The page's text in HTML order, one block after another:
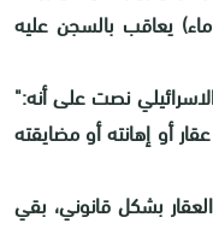
يعاقب بالسجن عليه
الاسرائيلي نصت على أنه:"
أو إهانته أو مضايقته
(2) بعد دخوله العقار بشكل قانوني، بقي